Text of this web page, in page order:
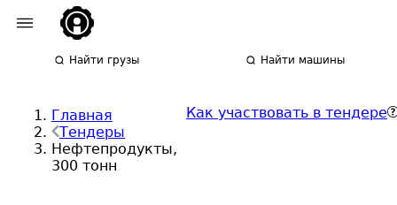
Найти грузы Найти машины
Главная
Тендеры
Нефтепродукты,
300 тонн
Как участвовать в тендере